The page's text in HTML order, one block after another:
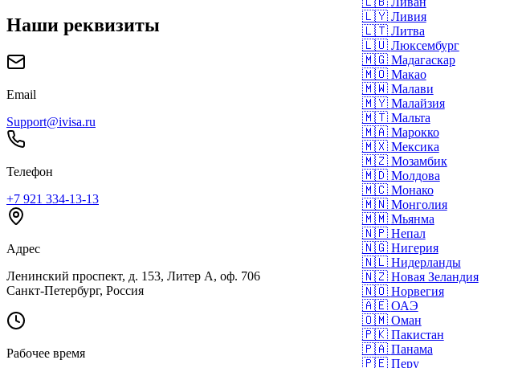
🇱🇾 Ливия
🇱🇹 Литва
🇱🇺 Люксембург
🇲🇬 Мадагаскар
🇲🇴 Макао
🇲🇼 Малави
🇲🇾 Малайзия
🇲🇹 Мальта
🇲🇦 Марокко
🇲🇽 Мексика
🇲🇿 Мозамбик
🇲🇩 Молдова
🇲🇨 Монако
🇲🇳 Монголия
🇲🇲 Мьянма
🇳🇵 Непал
🇳🇬 Нигерия
🇳🇱 Нидерланды
🇳🇿 Новая Зеландия
🇳🇴 Норвегия
🇦🇪 ОАЭ
🇴🇲 Оман
🇵🇰 Пакистан
🇵🇦 Панама
🇵🇪 Перу
Наши реквизиты
Email
Support@ivisa.ru
Телефон
+7 921 334-13-13
Адрес
Ленинский проспект, д. 153, Литер А, оф. 706
Санкт-Петербург, Россия
Рабочее время